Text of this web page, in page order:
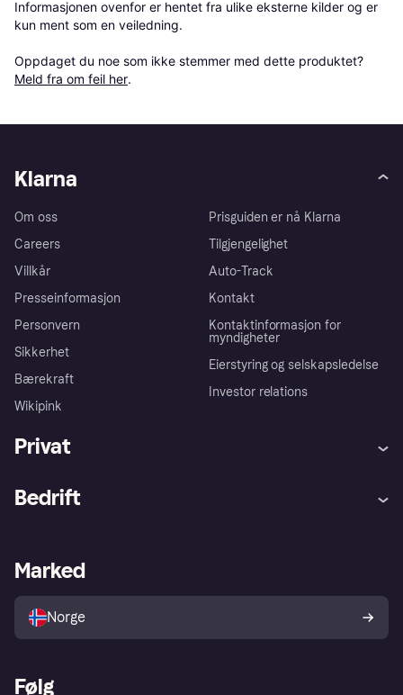
Informasjonen ovenfor er hentet fra ulike eksterne kilder og er
kun ment som en veiledning.
Oppdaget du noe som ikke stemmer med dette produktet?
Meld fra om feil her.
Klarna
Om oss
Careers
Villkår
Presseinformasjon
Personvern
Sikkerhet
Bærekraft
Wikipink
Prisguiden er nå Klarna
Tilgjengelighet
Auto-Track
Kontakt
Kontaktinformasjon for
myndigheter
Eierstyring og selskapsledelse
Investor relations
Privat
Utforsk butikker
Bedrift
Merchant portal
Marked
Norge
Følg